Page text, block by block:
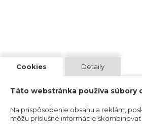
Cookies Detaily
Táto webstránka používa súbory
Na prispôsobenie obsahu a reklám,
môžu príslušné informácie